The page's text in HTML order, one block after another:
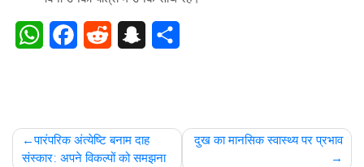
Contact Us
+971.52.868.1000